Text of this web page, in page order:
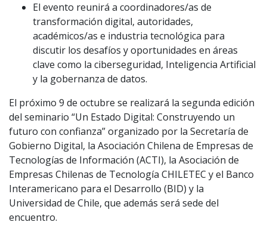
El evento reunirá a coordinadores/as de
transformación digital, autoridades,
académicos/as e industria tecnológica para
discutir los desafíos y oportunidades en áreas
clave como la ciberseguridad, Inteligencia Artificial
y la gobernanza de datos.
El próximo 9 de octubre se realizará la segunda edición
del seminario “Un Estado Digital: Construyendo un
futuro con confianza” organizado por la Secretaría de
Gobierno Digital, la Asociación Chilena de Empresas de
Tecnologías de Información (ACTI), la Asociación de
Empresas Chilenas de Tecnología CHILETEC y el Banco
Interamericano para el Desarrollo (BID) y la
Universidad de Chile, que además será sede del
encuentro.